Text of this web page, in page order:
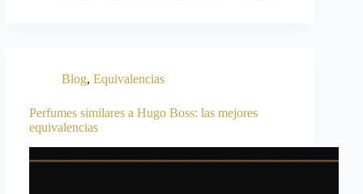
Blog, Equivalencias
Perfumes similares a Hugo Boss: las mejores
equivalencias